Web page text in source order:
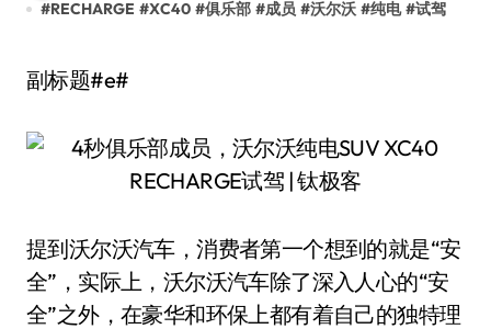
#RECHARGE #XC40 #俱乐部 #成员 #沃尔沃 #纯电 #试驾
副标题#e#
提到沃尔沃汽车，消费者第一个想到的就是“安
全”，实际上，沃尔沃汽车除了深入人心的“安
全”之外，在豪华和环保上都有着自己的独特理